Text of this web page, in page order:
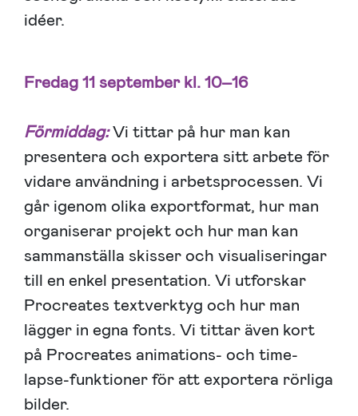
idéer.
Fredag 11 september kl. 10–16
Förmiddag:Vi tittar på hur man kan
presentera och exportera sitt arbete för
vidare användning i arbetsprocessen. Vi
går igenom olika exportformat, hur man
organiserar projekt och hur man kan
sammanställa skisser och visualiseringar
till en enkel presentation. Vi utforskar
Procreates textverktyg och hur man
lägger in egna fonts. Vi tittar även kort
på Procreates animations- och time-
lapse-funktioner för att exportera rörliga
bilder.